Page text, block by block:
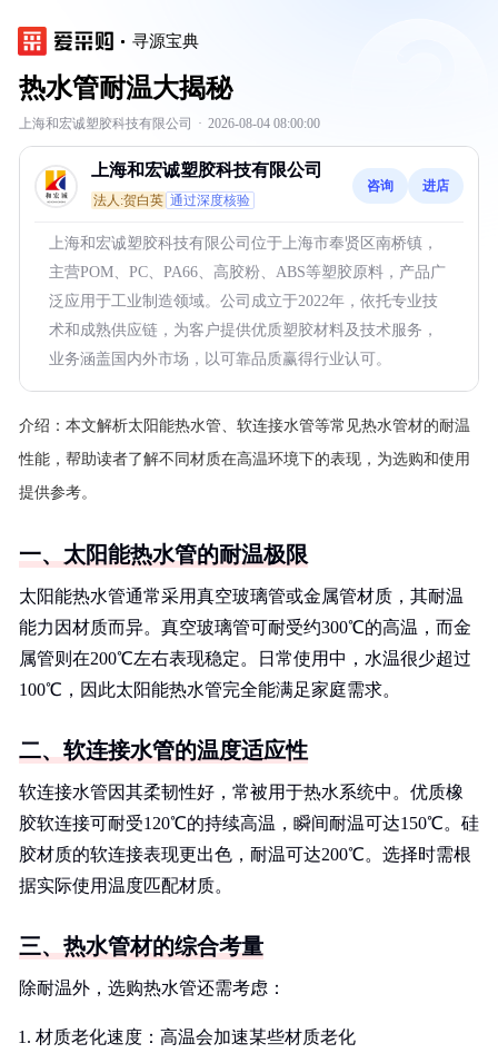
寻源宝典
热水管耐温大揭秘
上海和宏诚塑胶科技有限公司 · 2026-08-04 08:00:00
上海和宏诚塑胶科技有限公司
法人:贺白英 通过深度核验
咨询 进店
上海和宏诚塑胶科技有限公司位于上海市奉贤区南桥镇，
主营POM、PC、PA66、高胶粉、ABS等塑胶原料，产品广
泛应用于工业制造领域。公司成立于2022年，依托专业技
术和成熟供应链，为客户提供优质塑胶材料及技术服务，
业务涵盖国内外市场，以可靠品质赢得行业认可。
介绍： 本文解析太阳能热水管、软连接水管等常见热水管材的耐温
性能，帮助读者了解不同材质在高温环境下的表现，为选购和使用
提供参考。
一、太阳能热水管的耐温极限
太阳能热水管通常采用真空玻璃管或金属管材质，其耐温
能力因材质而异。真空玻璃管可耐受约300℃的高温，而金
属管则在200℃左右表现稳定。日常使用中，水温很少超过
100℃，因此太阳能热水管完全能满足家庭需求。
二、软连接水管的温度适应性
软连接水管因其柔韧性好，常被用于热水系统中。优质橡
胶软连接可耐受120℃的持续高温，瞬间耐温可达150℃。硅
胶材质的软连接表现更出色，耐温可达200℃。选择时需根
据实际使用温度匹配材质。
三、热水管材的综合考量
除耐温外，选购热水管还需考虑：
材质老化速度：高温会加速某些材质老化